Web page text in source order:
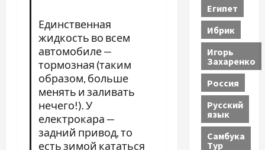
Единственная
жидкость во всем
автомобиле —
тормозная (таким
образом, больше
менять и заливать
нечего!). У
електрокара —
задний привод, то
есть зимой кататься
Египет
Ибрик
Игорь
Захаренко
Россия
Русский
язык
Самбука
Тур